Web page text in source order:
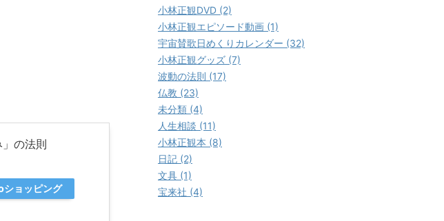
の法則
ショッピング
小林正観DVD (2)
小林正観エピソード動画 (1)
宇宙賛歌日めくりカレンダー (32)
小林正観グッズ (7)
波動の法則 (17)
仏教 (23)
未分類 (4)
人生相談 (11)
小林正観本 (8)
日記 (2)
文具 (1)
宝来社 (4)